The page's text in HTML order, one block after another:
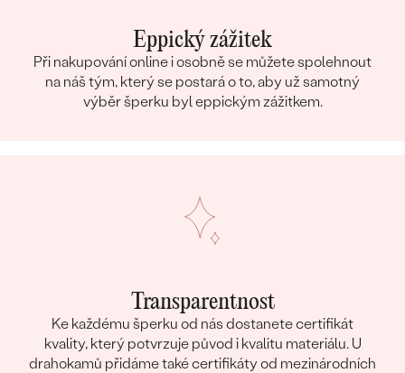
Eppický zážitek
Při nakupování online i osobně se můžete spolehnout
na náš tým, který se postará o to, aby už samotný
výběr šperku byl eppickým zážitkem.
Transparentnost
Ke každému šperku od nás dostanete certifikát
kvality, který potvrzuje původ i kvalitu materiálu. U
drahokamů přidáme také certifikáty od mezinárodních